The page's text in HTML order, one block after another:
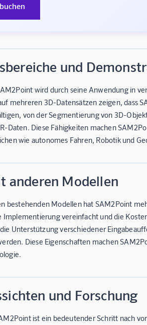
und
wird durch seine Anwendung in
mehreren 3D-Datensätzen zeigen, dass
von der Segmentierung von 3D-
Daten. Diese Fähigkeiten machen
wie autonomes Fahren, Robotik und
anderen Modellen
bestehenden Modellen hat SAM2Point
Implementierung vereinfacht und die
Unterstützung verschiedener
Diese Eigenschaften machen
und Forschung
ist ein bedeutender Schritt nach